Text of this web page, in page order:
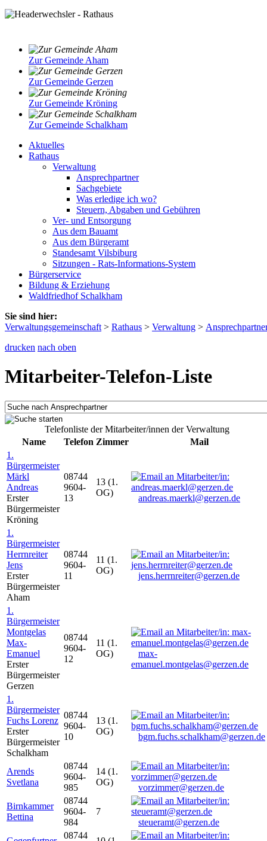
Zur Gemeinde Aham
Zur Gemeinde Gerzen
Zur Gemeinde Kröning
Zur Gemeinde Schalkham
Aktuelles
Rathaus
Verwaltung
Ansprechpartner
Sachgebiete
Was erledige ich wo?
Steuern, Abgaben und Gebühren
Ver- und Entsorgung
Aus dem Bauamt
Aus dem Bürgeramt
Standesamt Vilsbiburg
Sitzungen - Rats-Informations-System
Bürgerservice
Bildung & Erziehung
Waldfriedhof Schalkham
Sie sind hier:
Verwaltungsgemeinschaft > Rathaus > Verwaltung >
drucken nach oben
Mitarbeiter-Telefon-Liste
Telefonliste der Mitarbeiter/innen der Verwaltung
Name
Telefon Zimmer
Mail
1.
Bürgermeister
Märkl
Andreas
Erster
Bürgermeister
Kröning
08744
9604-
13
13 (1.
OG)
andreas.maerkl@gerzen.de
1.
Bürgermeister
Herrnreiter
Jens
Erster
Bürgermeister
Aham
08744
9604-
11
11 (1.
OG)
jens.herrnreiter@gerzen.de
1.
Bürgermeister
Montgelas
Max-
Emanuel
Erster
Bürgermeister
Gerzen
08744
9604-
12
11 (1.
OG)
max-
emanuel.montgelas@gerzen.de
1.
Bürgermeister
Fuchs Lorenz
Erster
Bürgermeister
Schalkham
08744
9604-
10
13 (1.
OG)
bgm.fuchs.schalkham@gerzen.de
Arends
Svetlana
08744
9604-
985
14 (1.
OG)
vorzimmer@gerzen.de
Birnkammer
Bettina
08744
9604-
984
7
steueramt@gerzen.de
08744